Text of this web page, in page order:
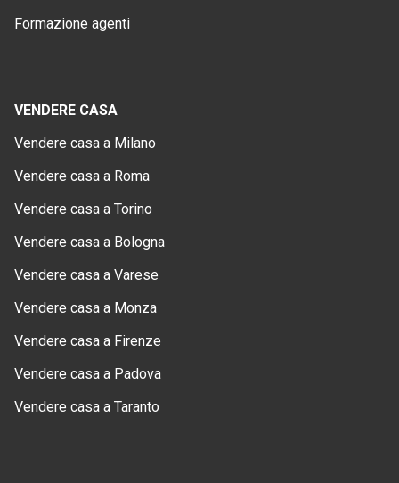
Formazione agenti
VENDERE CASA
Vendere casa a Milano
Vendere casa a Roma
Vendere casa a Torino
Vendere casa a Bologna
Vendere casa a Varese
Vendere casa a Monza
Vendere casa a Firenze
Vendere casa a Padova
Vendere casa a Taranto